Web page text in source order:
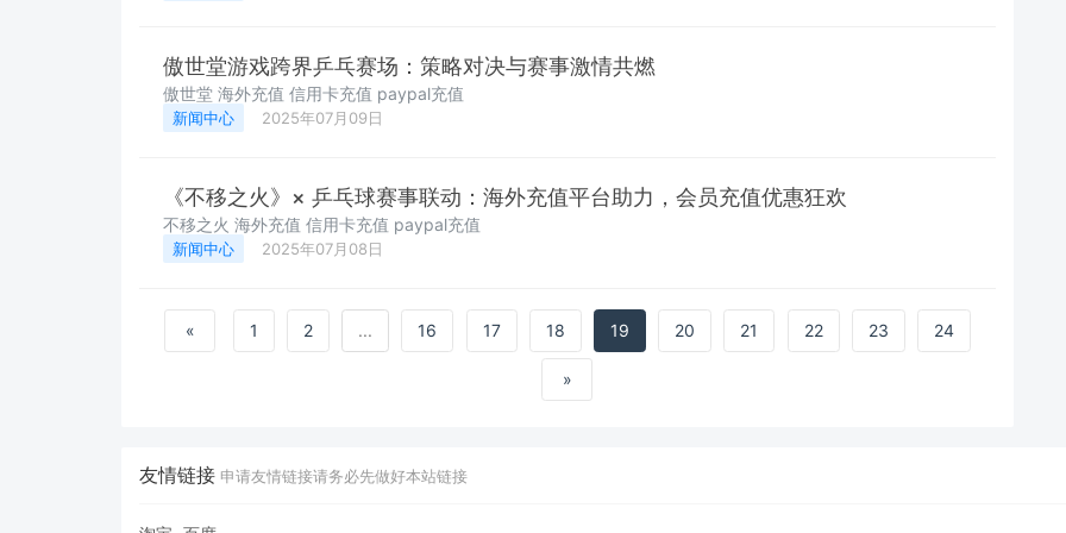
傲世堂游戏跨界乒乓赛场：策略对决与赛事激情共燃
傲世堂 海外充值 信用卡充值 paypal充值
新闻中心 2025年07月09日
《不移之火》× 乒乓球赛事联动：海外充值平台助力，会员充值优惠狂欢
不移之火 海外充值 信用卡充值 paypal充值
新闻中心 2025年07月08日
« 1 2 ... 16 17 18 19 20 21 22 23 24
»
友情链接 申请友情链接请务必先做好本站链接